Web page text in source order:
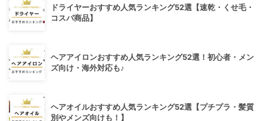
ドライヤーおすすめ人気ランキング52選【速乾・くせ毛・
コスパ商品】
ヘアアイロンおすすめ人気ランキング52選！初心者・メン
ズ向け・海外対応も♪
ヘアオイルおすすめ人気ランキング52選【プチプラ・髪質
別やメンズ向けも！】